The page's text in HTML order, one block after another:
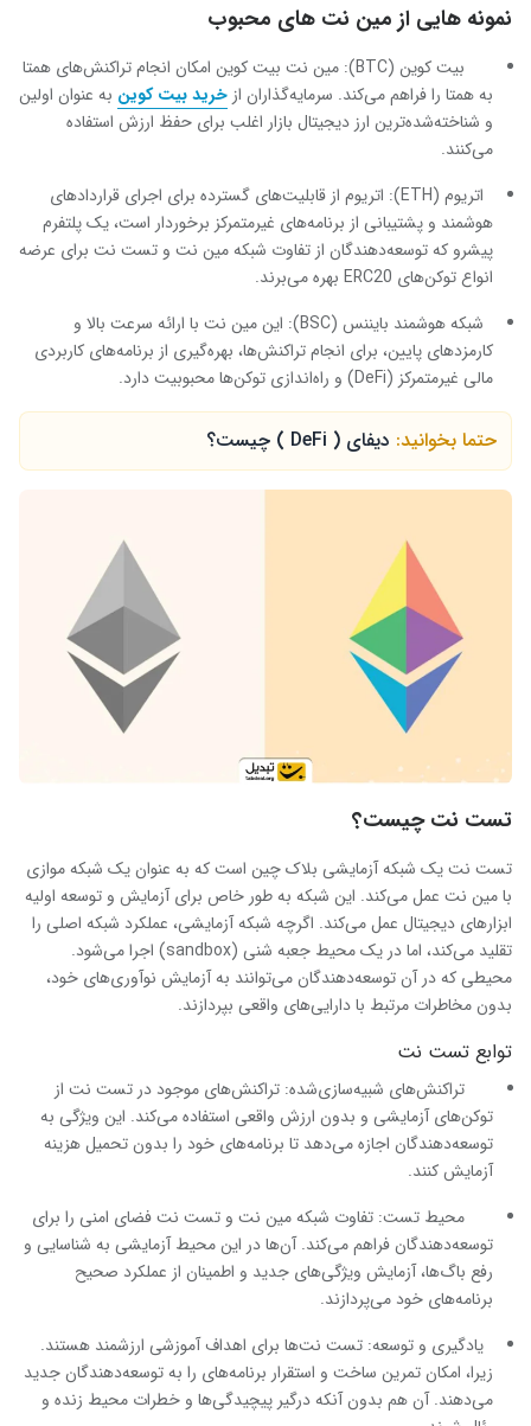
نمونه هایی از مین نت های محبوب
بیت کوین (BTC): مین نت بیت کوین امکان انجام تراکنش‌های همتا
به همتا را فراهم می‌کند. سرمایه‌گذاران از خرید بیت کوین به عنوان اولین
و شناخته‌شده‌ترین ارز دیجیتال بازار اغلب برای حفظ ارزش استفاده
می‌کنند.
اتریوم (ETH): اتریوم از قابلیت‌های گسترده برای اجرای قراردادهای
هوشمند و پشتیبانی از برنامه‌های غیرمتمرکز برخوردار است، یک پلتفرم
پیشرو که توسعه‌دهندگان از تفاوت شبکه مین نت و تست نت برای عرضه
انواع توکن‌های ERC20 بهره می‌برند.
شبکه هوشمند بایننس (BSC): این مین نت با ارائه سرعت بالا و
کارمزدهای پایین، برای انجام تراکنش‌ها، بهره‌گیری از برنامه‌های کاربردی
مالی غیرمتمرکز (DeFi) و راه‌اندازی توکن‌ها محبوبیت دارد.
حتما بخوانید: دیفای ( DeFi ) چیست؟
تست نت چیست؟
تست نت یک شبکه آزمایشی بلاک چین است که به عنوان یک شبکه موازی
با مین نت عمل می‌کند. این شبکه به طور خاص برای آزمایش و توسعه اولیه
ابزارهای دیجیتال عمل می‌کند. اگرچه شبکه آزمایشی، عملکرد شبکه اصلی را
تقلید می‌کند، اما در یک محیط جعبه شنی (sandbox) اجرا می‌شود.
محیطی که در آن توسعه‌دهندگان می‌توانند به آزمایش نوآوری‌های خود،
بدون مخاطرات مرتبط با دارایی‌های واقعی بپردازند.
توابع تست نت
تراکنش‌های شبیه‌سازی‌شده: تراکنش‌های موجود در تست نت از
توکن‌های آزمایشی و بدون ارزش واقعی استفاده می‌کند. این ویژگی به
توسعه‌دهندگان اجازه می‌دهد تا برنامه‌های خود را بدون تحمیل هزینه
آزمایش کنند.
محیط تست: تفاوت شبکه مین نت و تست نت فضای امنی را برای
توسعه‌دهندگان فراهم می‌کند. آن‌ها در این محیط آزمایشی به شناسایی و
رفع باگ‌ها، آزمایش ویژگی‌های جدید و اطمینان از عملکرد صحیح
برنامه‌های خود می‌پردازند.
یادگیری و توسعه: تست نت‌ها برای اهداف آموزشی ارزشمند هستند.
زیرا، امکان تمرین ساخت و استقرار برنامه‌های را به توسعه‌دهندگان جدید
می‌دهند. آن هم بدون آنکه درگیر پیچیدگی‌ها و خطرات محیط زنده و